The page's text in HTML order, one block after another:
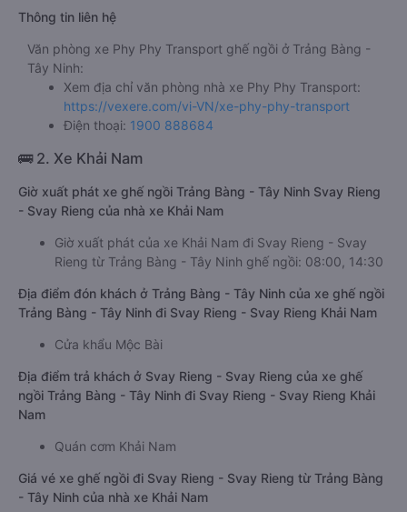
Thông tin liên hệ
Văn phòng xe Phy Phy Transport ghế ngồi ở Trảng Bàng -
Tây Ninh:
Xem địa chỉ văn phòng nhà xe Phy Phy Transport:
https://vexere.com/vi-VN/xe-phy-phy-transport
Điện thoại: 1900 888684
🚌 2. Xe Khải Nam
Giờ xuất phát xe ghế ngồi Trảng Bàng - Tây Ninh Svay Rieng
- Svay Rieng của nhà xe Khải Nam
Giờ xuất phát của xe Khải Nam đi Svay Rieng - Svay
Rieng từ Trảng Bàng - Tây Ninh ghế ngồi: 08:00, 14:30
Địa điểm đón khách ở Trảng Bàng - Tây Ninh của xe ghế ngồi
Trảng Bàng - Tây Ninh đi Svay Rieng - Svay Rieng Khải Nam
Cửa khẩu Mộc Bài
Địa điểm trả khách ở Svay Rieng - Svay Rieng của xe ghế
ngồi Trảng Bàng - Tây Ninh đi Svay Rieng - Svay Rieng Khải
Nam
Quán cơm Khải Nam
Giá vé xe ghế ngồi đi Svay Rieng - Svay Rieng từ Trảng Bàng
- Tây Ninh của nhà xe Khải Nam